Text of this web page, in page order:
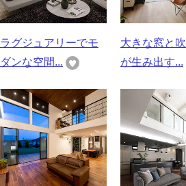
ラグジュアリーでモ
ダンな空間...
大きな窓と
が生み出す...